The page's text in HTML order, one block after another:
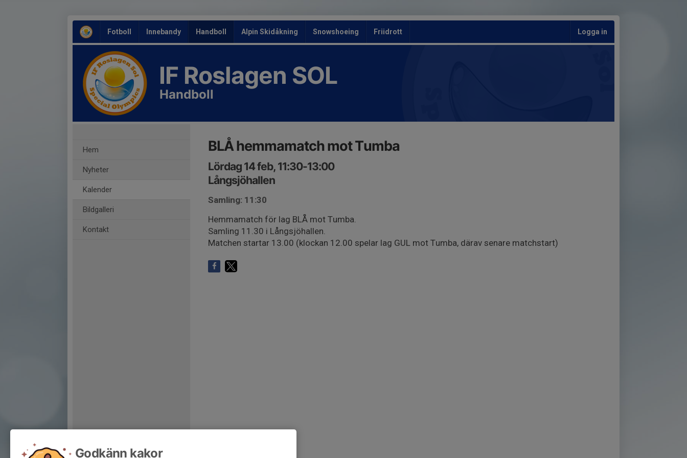
Fotboll Innebandy Handboll Alpin Skidåkning Snowshoeing Friidrott Logga in
IF Roslagen SOL
Handboll
Hem
Nyheter
Kalender
Bildgalleri
Kontakt
BLÅ hemmamatch mot Tumba
Lördag 14 feb, 11:30-13:00
Långsjöhallen
Samling: 11:30
Hemmamatch för lag BLÅ mot Tumba.
Samling 11.30 i Långsjöhallen.
Matchen startar 13.00 (klockan 12.00 spelar lag GUL mot Tumba, därav senare matchstart)
Godkänn kakor